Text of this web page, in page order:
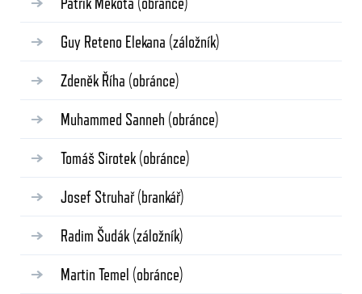
Guy Reteno Elekana (záložník)
Zdeněk Říha (obránce)
Muhammed Sanneh (obránce)
Tomáš Sirotek (obránce)
Josef Struhař(brankář)
Radim Šudák (záložník)
Martin Temel (obránce)